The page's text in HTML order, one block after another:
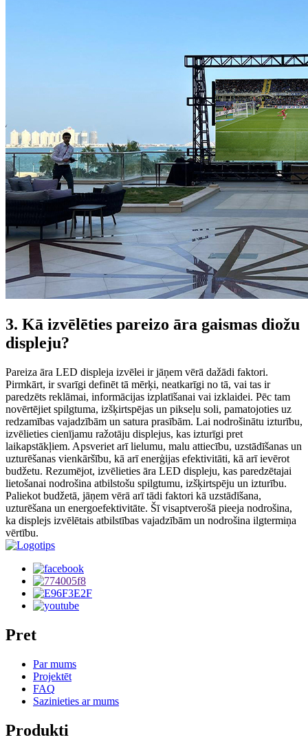
3. Kā izvēlēties pareizo āra gaismas diožu
displeju?
Pareiza āra LED displeja izvēlei ir jāņem vērā dažādi faktori.
Pirmkārt, ir svarīgi definēt tā mērķi, neatkarīgi no tā, vai tas ir
paredzēts reklāmai, informācijas izplatīšanai vai izklaidei. Pēc tam
novērtējiet spilgtuma, izšķirtspējas un pikseļu soli, pamatojoties uz
redzamības vajadzībām un satura prasībām. Lai nodrošinātu izturību,
izvēlieties cienījamu ražotāju displejus, kas izturīgi pret
laikapstākļiem. Apsveriet arī lielumu, malu attiecību, uzstādīšanas un
uzturēšanas vienkāršību, kā arī enerģijas efektivitāti, kā arī ievērot
budžetu. Rezumējot, izvēlieties āra LED displeju, kas paredzētajai
lietošanai nodrošina atbilstošu spilgtumu, izšķirtspēju un izturību.
Paliekot budžetā, jāņem vērā arī tādi faktori kā uzstādīšana,
uzturēšana un energoefektivitāte. Šī visaptverošā pieeja nodrošina,
ka displejs izvēlētais atbilstības vajadzībām un nodrošina ilgtermiņa
vērtību.
Pret
Par mums
Projektēt
FAQ
Sazinieties ar mums
Produkti